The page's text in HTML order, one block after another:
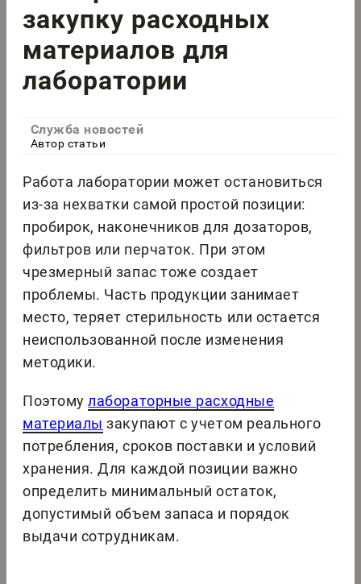
закупку расходных
материалов для
лаборатории
Служба новостей
Автор статьи
Работа лаборатории может остановиться
из-за нехватки самой простой позиции:
пробирок, наконечников для дозаторов,
фильтров или перчаток. При этом
чрезмерный запас тоже создает
проблемы. Часть продукции занимает
место, теряет стерильность или остается
неиспользованной после изменения
методики.
Поэтомулабораторные расходные
материалы закупают с учетом реального
потребления, сроков поставки и условий
хранения. Для каждой позиции важно
определить минимальный остаток,
допустимый объем запаса и порядок
выдачи сотрудникам.